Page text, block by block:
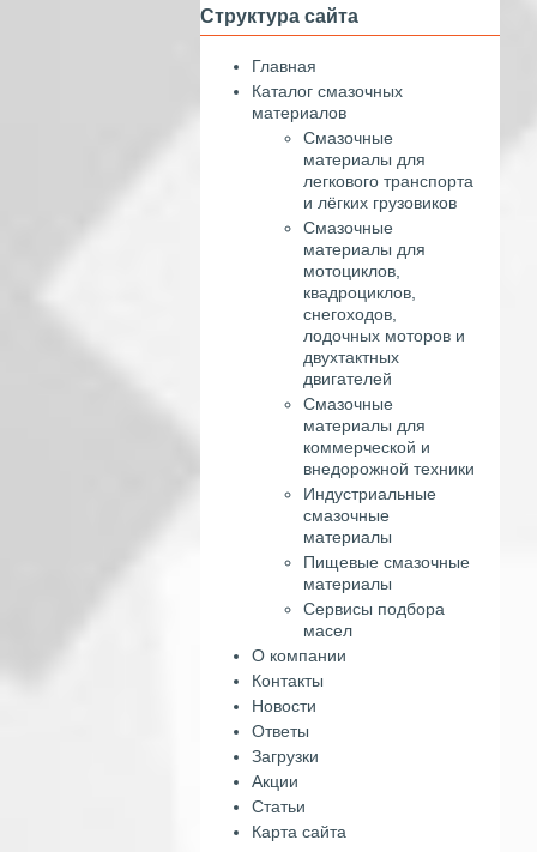
Структура сайта
Главная
Каталог смазочных
материалов
Смазочные
материалы для
легкового транспорта
и лёгких грузовиков
Смазочные
материалы для
мотоциклов,
квадроциклов,
снегоходов,
лодочных моторов и
двухтактных
двигателей
Смазочные
материалы для
коммерческой и
внедорожной техники
Индустриальные
смазочные
материалы
Пищевые смазочные
материалы
Сервисы подбора
масел
О компании
Контакты
Новости
Ответы
Загрузки
Акции
Статьи
Карта сайта